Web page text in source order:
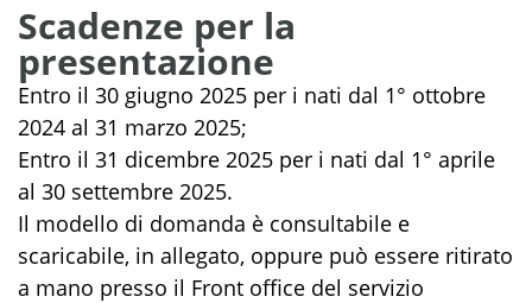
Scadenze per la
presentazione
Entro il 30 giugno 2025 per i nati dal 1° ottobre
2024 al 31 marzo 2025;
Entro il 31 dicembre 2025 per i nati dal 1° aprile
al 30 settembre 2025.
Il modello di domanda è consultabile e
scaricabile, in allegato, oppure può essere ritirato
a mano presso il Front office del servizio